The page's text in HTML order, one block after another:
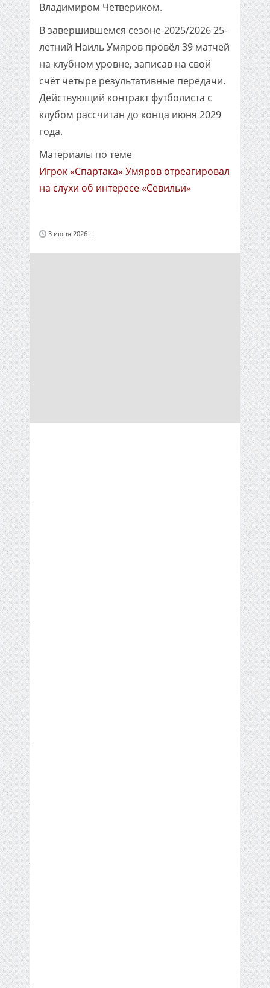
Владимиром Четвериком.
В завершившемся сезоне-2025/2026 25-
летний Наиль Умяров провёл 39 матчей
на клубном уровне, записав на свой
счёт четыре результативные передачи.
Действующий контракт футболиста с
клубом рассчитан до конца июня 2029
года.
Материалы по теме
Игрок «Спартака» Умяров отреагировал
на слухи об интересе «Севильи»
3 июня 2026 г.